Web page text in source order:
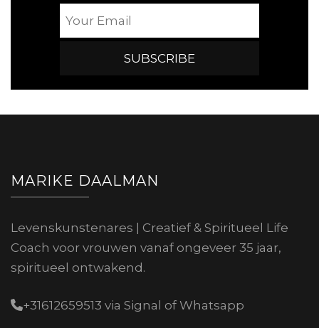
MARIKE DAALMAN
Levenskunstenares | Creatief & Spiritueel Life
Coach voor vrouwen vanaf ongeveer 35 jaar,
spiritueel ontwakend.
+31612659513 via Signal of Whatsapp